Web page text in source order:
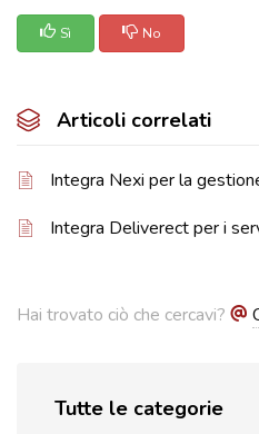
Sì No
Articoli correlati
Integra Nexi per la
Integra Deliverect per i
Hai trovato ciò che cercavi?
Tutte le categorie